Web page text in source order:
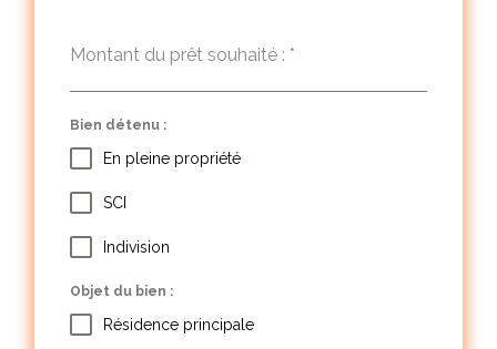
Montant du prêt souhaité : *
Bien détenu :
En pleine propriété
SCI
Indivision
Objet du bien :
Résidence principale